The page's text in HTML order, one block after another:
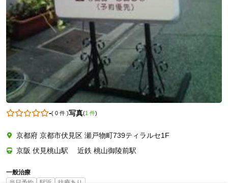
-( 0 件)写真(1 件)
京都府 京都市伏見区 瀬戸物町739ティラルセ1F
京阪 伏見桃山駅 近鉄 桃山御陵前駅
一般治療